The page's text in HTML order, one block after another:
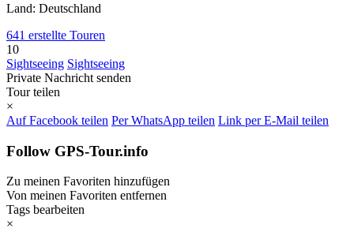
Land: Deutschland
641 erstellte Touren
10
Sightseeing Sightseeing
Private Nachricht senden
Tour teilen
×
Auf Facebook teilen Per WhatsApp teilen Link per E-Mail teilen
Follow GPS-Tour.info
Zu meinen Favoriten hinzufügen
Von meinen Favoriten entfernen
Tags bearbeiten
×